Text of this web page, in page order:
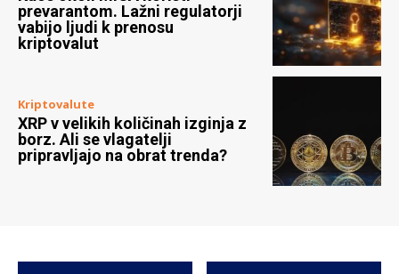
prevarantom. Lažni regulatorji
vabijo ljudi k prenosu
kriptovalut
Kriptovalute
XRP v velikih količinah izginja z
borz. Ali se vlagatelji
pripravljajo na obrat trenda?